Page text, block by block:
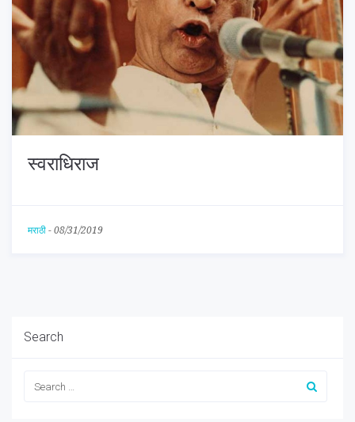
स्वराधिराज
मराठी - 08/31/2019
Search